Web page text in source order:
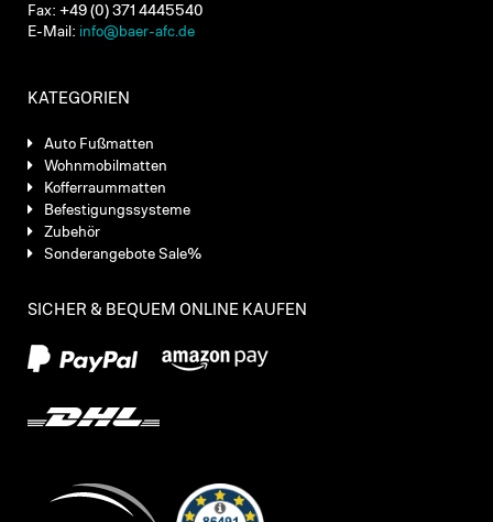
Fax: +49 (0) 371 4445540
E-Mail: info@baer-afc.de
KATEGORIEN
Auto Fußmatten
Wohnmobilmatten
Kofferraummatten
Befestigungssysteme
Zubehör
Sonderangebote Sale%
SICHER & BEQUEM ONLINE KAUFEN